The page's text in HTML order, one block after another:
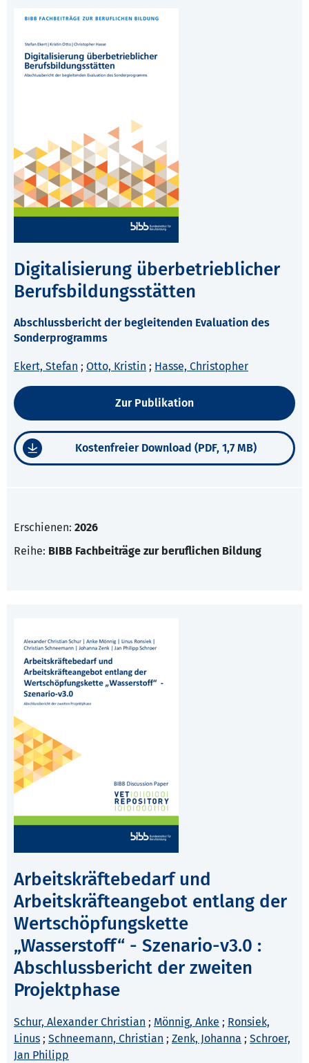
Digitalisierung überbetrieblicher
Berufsbildungsstätten
Abschlussbericht der begleitenden Evaluation des
Sonderprogramms
Ekert, Stefan ; Otto, Kristin ; Hasse, Christopher
Zur Publikation
Kostenfreier Download (PDF, 1,7 MB)
Erschienen: 2026
Reihe: BIBB Fachbeiträge zur beruflichen Bildung
Arbeitskräftebedarf und
Arbeitskräfteangebot entlang der
Wertschöpfungskette
„Wasserstoff“ - Szenario-v3.0 :
Abschlussbericht der zweiten
Projektphase
Schur, Alexander Christian ; Mönnig, Anke ; Ronsiek,
Linus ; Schneemann, Christian ; Zenk, Johanna ; Schroer,
Jan Philipp